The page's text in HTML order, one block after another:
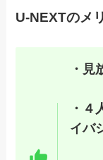
U-NEXTのメ
・見
・４
イバ